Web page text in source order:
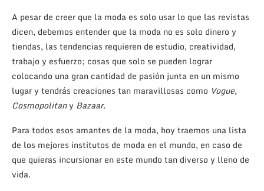
A pesar de creer que la moda es solo usar lo que las revistas
dicen, debemos entender que la moda no es solo dinero y
tiendas, las tendencias requieren de estudio, creatividad,
trabajo y esfuerzo; cosas que solo se pueden lograr
colocando una gran cantidad de pasión junta en un mismo
lugar y tendrás creaciones tan maravillosas como Vogue,
Cosmopolitany Bazaar.
Para todos esos amantes de la moda, hoy traemos una lista
de los mejores institutos de moda en el mundo, en caso de
que quieras incursionar en este mundo tan diverso y lleno de
vida.